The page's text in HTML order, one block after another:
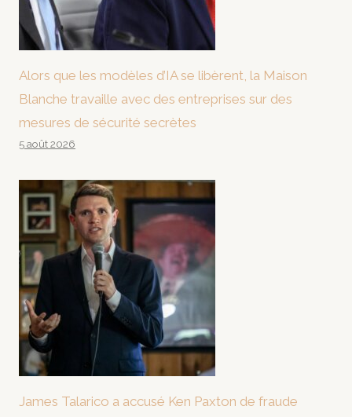
Alors que les modèles d’IA se libèrent, la Maison
Blanche travaille avec des entreprises sur des
mesures de sécurité secrètes
5 août 2026
James Talarico a accusé Ken Paxton de fraude